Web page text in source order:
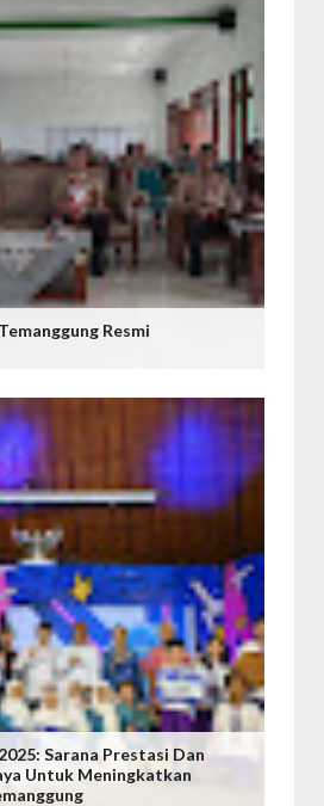
Resmi
Sarana Prestasi Dan
Untuk Meningkatkan